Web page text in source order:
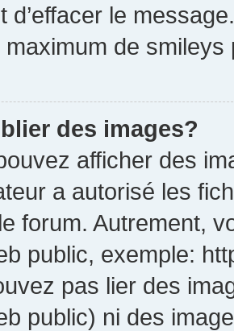
d’effacer le
maximum de smileys
des images?
afficher des
a autorisé les
forum. Autrement,
public, exemple:
pas lier des
public) ni des